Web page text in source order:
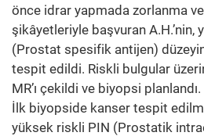
önce idrar yapmada zorlanma
şikâyetleriyle başvuran A.H.’nin,
(Prostat spesifik antijen)
tespit edildi. Riskli bulgular
MR’ı çekildi ve biyopsi planlandı.
İlk biyopside kanser tespit
yüksek riskli PIN (Prostatik